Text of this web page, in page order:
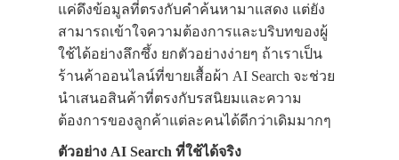
แค่ดึงข้อมูลที่ตรงกับคำค้นหามาแสดง แต่ยัง
สามารถเข้าใจความต้องการและบริบทของผู้
ใช้ได้อย่างลึกซึ้ง ยกตัวอย่างง่ายๆ ถ้าเราเป็น
ร้านค้าออนไลน์ที่ขายเสื้อผ้า AI Search จะช่วย
นำเสนอสินค้าที่ตรงกับรสนิยมและความ
ต้องการของลูกค้าแต่ละคนได้ดีกว่าเดิมมากๆ
ตัวอย่าง AI Search ที่ใช้ได้จริง